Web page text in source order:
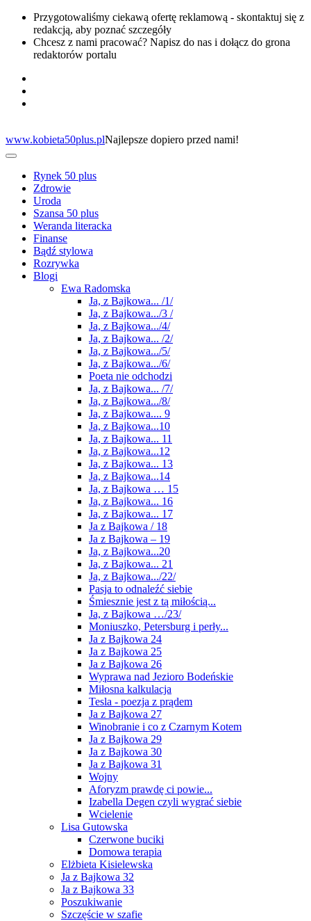
Przygotowaliśmy ciekawą ofertę reklamową - skontaktuj się z
redakcją, aby poznać szczegóły
Chcesz z nami pracować? Napisz do nas i dołącz do grona
redaktorów portalu
www.kobieta50plus.plNajlepsze dopiero przed nami!
Rynek 50 plus
Zdrowie
Uroda
Szansa 50 plus
Weranda literacka
Finanse
Bądź stylowa
Rozrywka
Blogi
Ewa Radomska
Ja, z Bajkowa... /1/
Ja, z Bajkowa.../3 /
Ja, z Bajkowa.../4/
Ja, z Bajkowa... /2/
Ja, z Bajkowa.../5/
Ja, z Bajkowa.../6/
Poeta nie odchodzi
Ja, z Bajkowa... /7/
Ja, z Bajkowa.../8/
Ja, z Bajkowa.... 9
Ja, z Bajkowa...10
Ja, z Bajkowa... 11
Ja, z Bajkowa...12
Ja, z Bajkowa... 13
Ja, z Bajkowa...14
Ja, z Bajkowa … 15
Ja, z Bajkowa... 16
Ja, z Bajkowa... 17
Ja z Bajkowa / 18
Ja z Bajkowa – 19
Ja, z Bajkowa...20
Ja, z Bajkowa... 21
Ja, z Bajkowa.../22/
Pasja to odnaleźć siebie
Śmiesznie jest z tą miłością...
Ja, z Bajkowa …/23/
Moniuszko, Petersburg i perły...
Ja z Bajkowa 24
Ja z Bajkowa 25
Ja z Bajkowa 26
Wyprawa nad Jezioro Bodeńskie
Miłosna kalkulacja
Tesla - poezja z prądem
Ja z Bajkowa 27
Winobranie i co z Czarnym Kotem
Ja z Bajkowa 29
Ja z Bajkowa 30
Ja z Bajkowa 31
Wojny
Aforyzm prawdę ci powie...
Izabella Degen czyli wygrać siebie
Wcielenie
Lisa Gutowska
Czerwone buciki
Domowa terapia
Elżbieta Kisielewska
Ja z Bajkowa 32
Ja z Bajkowa 33
Poszukiwanie
Szczęście w szafie